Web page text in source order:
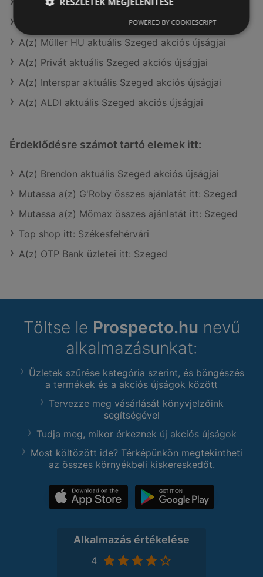
A(z) Reál aktuális Szeged akciós újságjai
A(z) Müller HU aktuális Szeged akciós újságjai
A(z) Privát aktuális Szeged akciós újságjai
A(z) Interspar aktuális Szeged akciós újságjai
A(z) ALDI aktuális Szeged akciós újságjai
Érdeklődésre számot tartó elemek itt:
A(z) Brendon aktuális Szeged akciós újságjai
Mutassa a(z) G'Roby összes ajánlatát itt: Szeged
Mutassa a(z) Mömax összes ajánlatát itt: Szeged
Top shop itt: Székesfehérvári
A(z) OTP Bank üzletei itt: Szeged
Töltse le Prospecto.hu nevű
alkalmazásunkat:
Üzletek szűrése kategória szerint, és böngészés
a termékek és a akciós újságok között
Tervezze meg vásárlását könyvjelzőink
segítségével
Tudja meg, mikor érkeznek új akciós újságok
Most költözött ide? Térképünkön megtekintheti
az összes környékbeli kiskereskedőt.
Alkalmazás értékelése
4
POWERED BY COOKIESCRIPT